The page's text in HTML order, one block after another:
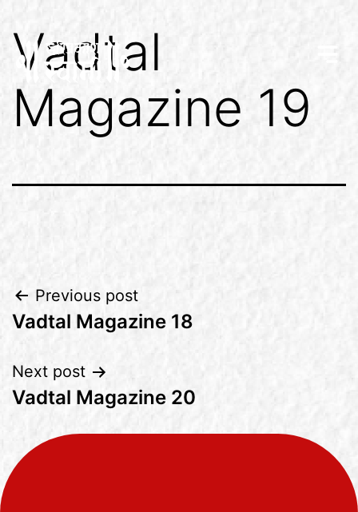
Vadtal
Magazine 19
Previous post
Vadtal Magazine 18
Next post
Vadtal Magazine 20